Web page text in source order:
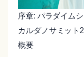
序章: パラダイム
カルダノサミット
概要